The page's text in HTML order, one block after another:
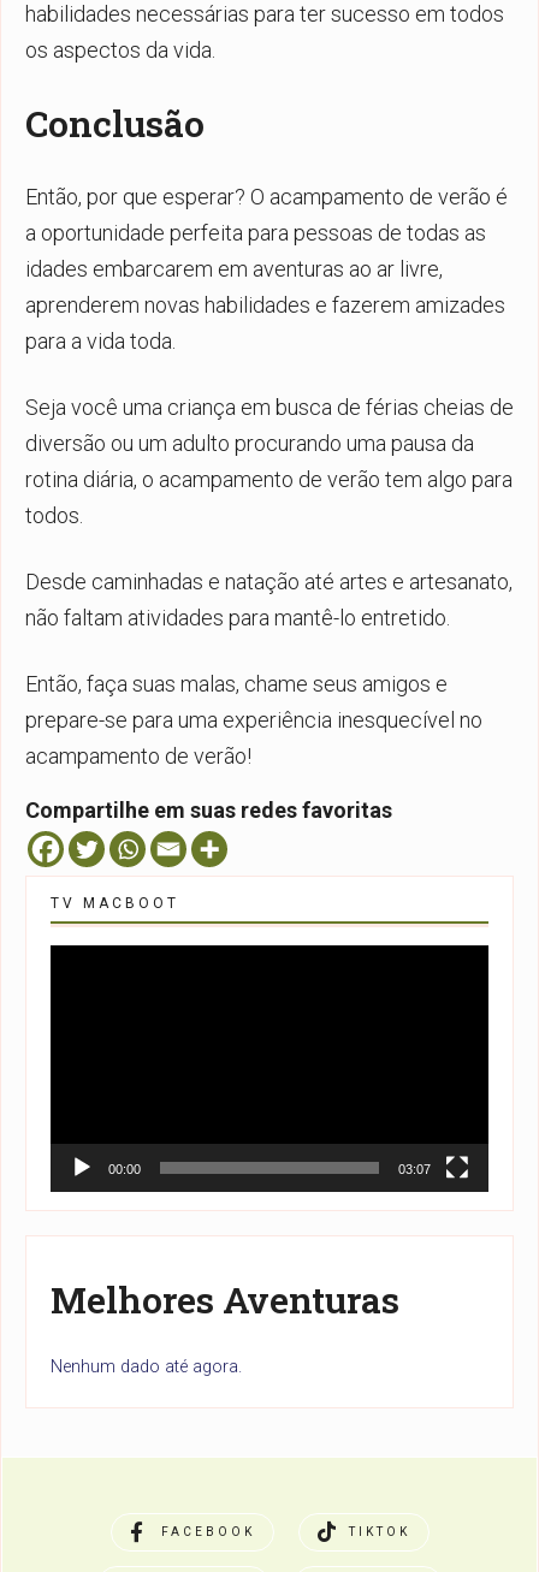
habilidades necessárias para ter sucesso em todos
os aspectos da vida.
Conclusão
Então, por que esperar? O acampamento de verão é
a oportunidade perfeita para pessoas de todas as
idades embarcarem em aventuras ao ar livre,
aprenderem novas habilidades e fazerem amizades
para a vida toda.
Seja você uma criança em busca de férias cheias de
diversão ou um adulto procurando uma pausa da
rotina diária, o acampamento de verão tem algo para
todos.
Desde caminhadas e natação até artes e artesanato,
não faltam atividades para mantê-lo entretido.
Então, faça suas malas, chame seus amigos e
prepare-se para uma experiência inesquecível no
acampamento de verão!
Compartilhe em suas redes favoritas
TV MACBOOT
00:00 03:07
Melhores Aventuras
Nenhum dado até agora.
FACEBOOK TIKTOK